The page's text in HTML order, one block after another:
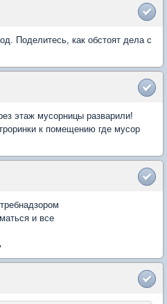
Поделитесь, как обстоят дела с
этаж мусорницы разварили!
к помещению где мусор
и все